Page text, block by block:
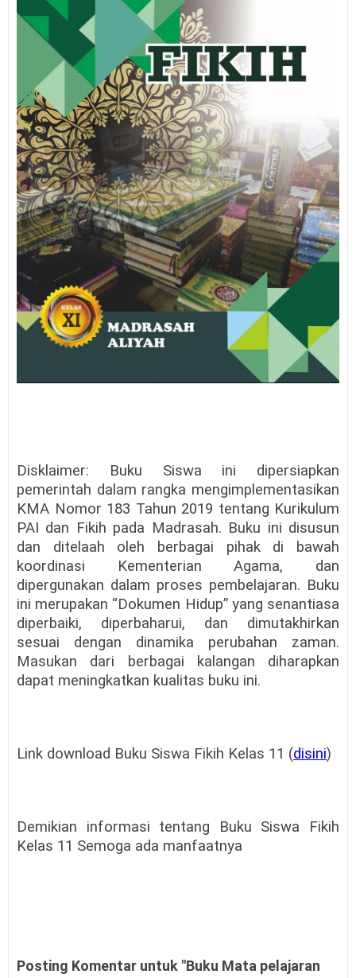
Disklaimer: Buku Siswa ini dipersiapkan
pemerintah dalam rangka mengimplementasikan
KMA Nomor 183 Tahun 2019 tentang Kurikulum
PAI dan Fikih pada Madrasah. Buku ini disusun
dan ditelaah oleh berbagai pihak di bawah
koordinasi Kementerian Agama, dan
dipergunakan dalam proses pembelajaran. Buku
ini merupakan “Dokumen Hidup” yang senantiasa
diperbaiki, diperbaharui, dan dimutakhirkan
sesuai dengan dinamika perubahan zaman.
Masukan dari berbagai kalangan diharapkan
dapat meningkatkan kualitas buku ini.
Link download Buku Siswa Fikih Kelas 11 (disini)
Demikian informasi tentang Buku Siswa Fikih
Kelas 11 Semoga ada manfaatnya
Posting Komentar untuk "Buku Mata pelajaran